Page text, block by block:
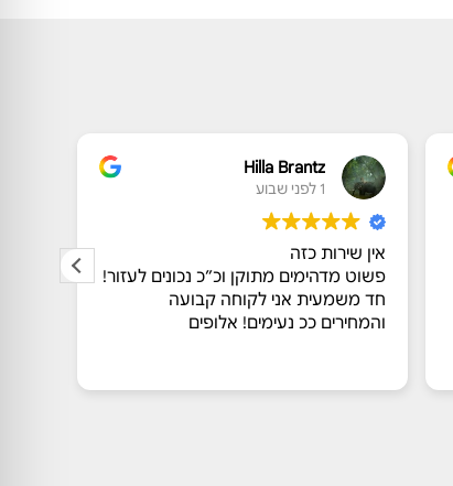
Hilla Brantz
1 לפני שבוע
אין שירות כזה
פשוט מדהימים מתוקן וכ״כ נכונים לעזור!
חד משמעית אני לקוחה קבועה
והמחירים ככ נעימים! אלופים